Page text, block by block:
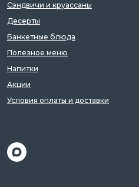
Сэндвичи и круассаны
Десерты
Банкетные блюда
Полезное меню
Напитки
Акции
Условия оплаты и доставки